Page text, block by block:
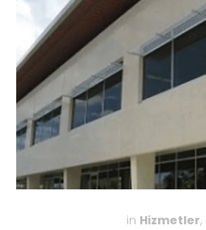
in Hizmetler,